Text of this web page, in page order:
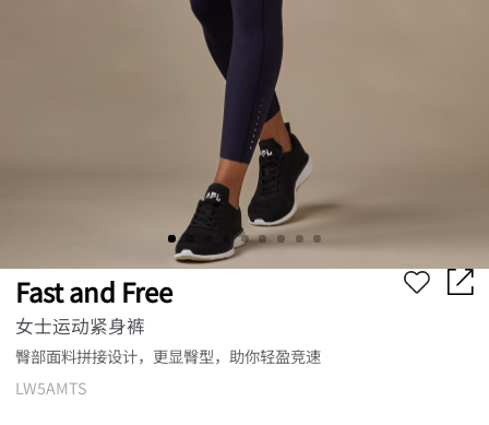
Fast and Free
女士运动紧身裤
臀部面料拼接设计，更显臀型，助你轻盈竞速
LW5AMTS